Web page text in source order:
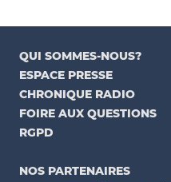
QUI SOMMES-NOUS?
ESPACE PRESSE
CHRONIQUE RADIO
FOIRE AUX QUESTIONS
RGPD
NOS PARTENAIRES